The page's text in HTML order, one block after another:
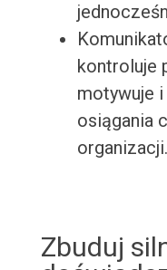
kontroluje
motywuje
osiągania
organizacji.
Zbuduj